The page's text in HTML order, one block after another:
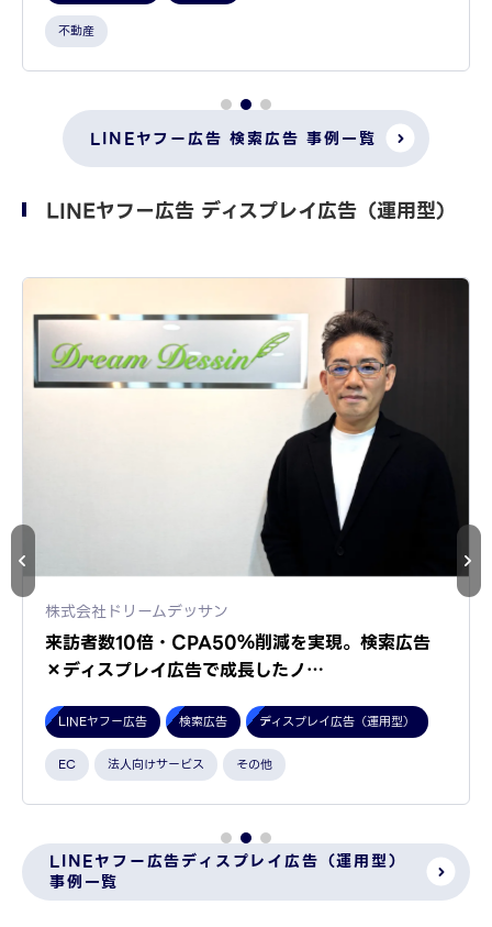
不動産
LINEヤフー広告 検索広告 事例一覧
LINEヤフー広告 ディスプレイ広告（運用型）
株式会社ドリームデッサン
来訪者数10倍・CPA50％削減を実現。検索広告
×ディスプレイ広告で成長したノ…
LINEヤフー広告 検索広告 ディスプレイ広告（運用型）
EC 法人向けサービス その他
LINEヤフー広告ディスプレイ広告（運用型）
事例一覧